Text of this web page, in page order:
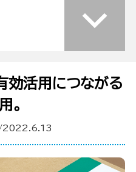
効活用につながる
。
ス/2022.6.13